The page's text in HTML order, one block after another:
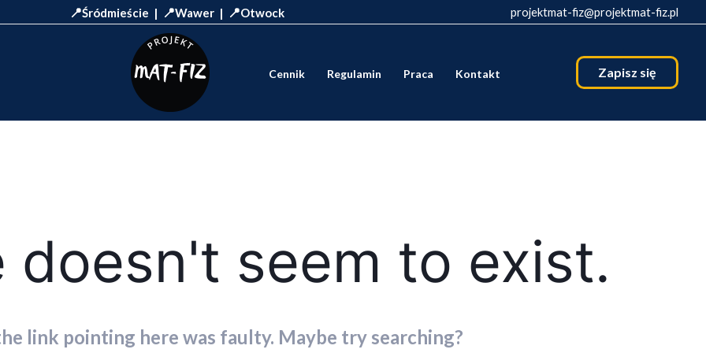
📍Śródmieście | 📍Wawer | 📍Otwock projektmat-fiz@projektmat-fiz.pl
Cennik Regulamin Praca Kontakt Zapisz się
doesn't seem to exist.
link pointing here was faulty. Maybe try searching?